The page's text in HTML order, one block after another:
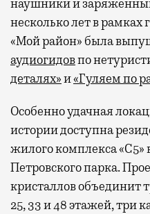
наушники и
несколько лет в
«Мой район» была
аудиогидовпо
деталях»и«Гуляем по
Особенно удачная
истории доступна
жилого комплекса «С5»
Петровского парка.
кристаллов
25, 33 и 48 этажей, три